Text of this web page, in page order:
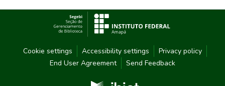
Cookie settings Accessibility settings
Privacy policy
End User Agreement
Send Feedback